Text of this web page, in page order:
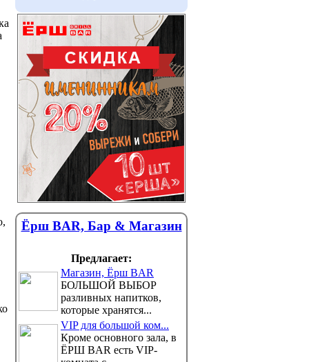
Ёрш BAR, Бар & Магазин
Предлагает:
Магазин, Ёрш BAR
БОЛЬШОЙ ВЫБОР
разливных напитков,
которые хранятся...
VIP для большой ком...
Кроме основного зала, в
ЁРШ BAR есть VIP-